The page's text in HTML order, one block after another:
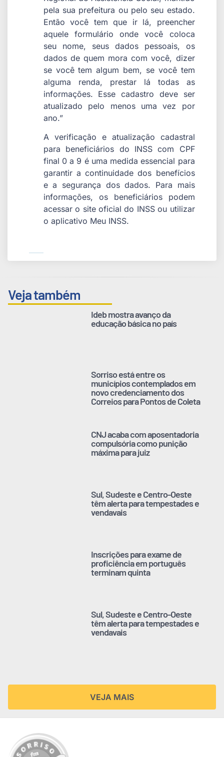
pela sua prefeitura ou pelo seu estado.
Então você tem que ir lá, preencher
aquele formulário onde você coloca
seu nome, seus dados pessoais, os
dados de quem mora com você, dizer
se você tem algum bem, se você tem
alguma renda, prestar lá todas as
informações. Esse cadastro deve ser
atualizado pelo menos uma vez por
ano.”
A verificação e atualização cadastral
para beneficiários do INSS com CPF
final 0 a 9 é uma medida essencial para
garantir a continuidade dos benefícios
e a segurança dos dados. Para mais
informações, os beneficiários podem
acessar o site oficial do INSS ou utilizar
o aplicativo Meu INSS.
Veja também
Ideb mostra avanço da
educação básica no país
Sorriso está entre os
municípios contemplados em
novo credenciamento dos
Correios para Pontos de Coleta
CNJ acaba com aposentadoria
compulsória como punição
máxima para juiz
Sul, Sudeste e Centro-Oeste
têm alerta para tempestades e
vendavais
Inscrições para exame de
proficiência em português
terminam quinta
Sul, Sudeste e Centro-Oeste
têm alerta para tempestades e
vendavais
VEJA MAIS